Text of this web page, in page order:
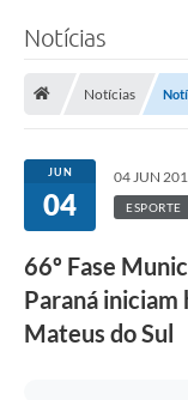
Transparência
Secretarias
Ouvidoria
A Prefeitura
Notícias
Notícias
JUN
04
04 JUN
ESPORTE
66º Fase
Paraná iniciam
Mateus do Sul